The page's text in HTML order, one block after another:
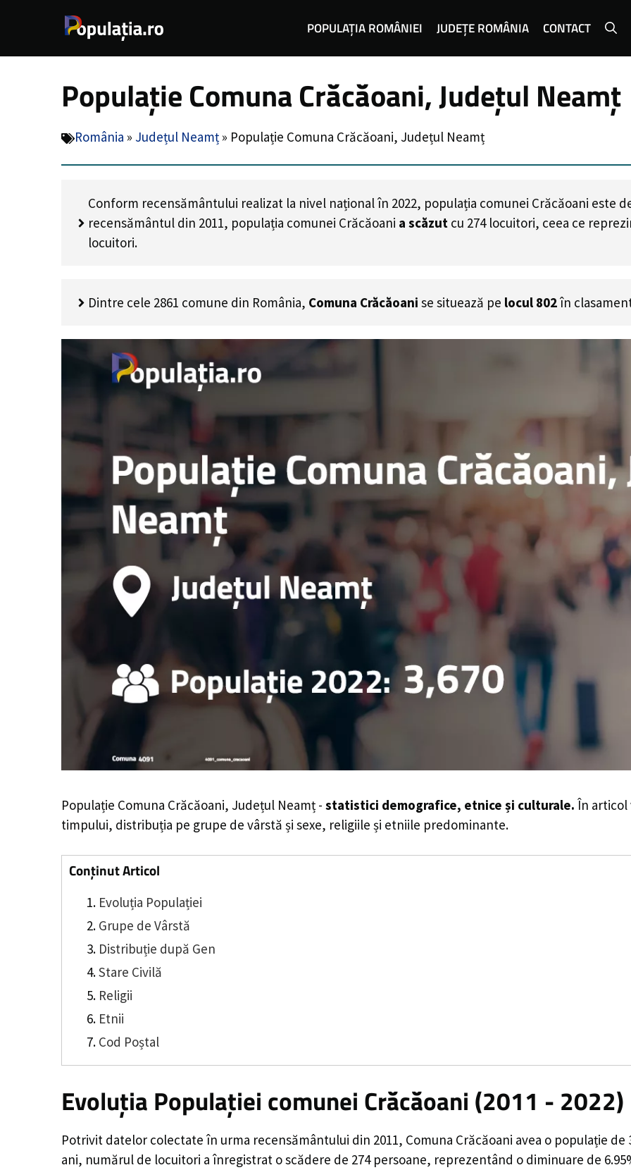
POPULAȚIA ROMÂNIEI JUDEȚE ROMÂNIA CONTACT
Populație Comuna Crăcăoani, Județul Neamț
România » Județul Neamț » Populație Comuna Crăcăoani, Județul Neamț
Conform recensământului realizat la nivel național în 2022, populația comunei Crăcăoani este
recensământul din 2011, populația comunei Crăcăoani a scăzut cu 274locuitori, ceea ce
locuitori.
Dintre cele 2861 comune din România, Comuna Crăcăoani se situează pe locul 802în
Populație Comuna Crăcăoani, Județul Neamț - statistici demografice, etnice și culturale. În articol
timpului, distribuția pe grupe de vârstă și sexe, religiile și etniile predominante.
Conținut Articol
Evoluția Populației
Grupe de Vârstă
Distribuție după Gen
Stare Civilă
Religii
Etnii
Cod Poștal
Evoluția Populației comunei Crăcăoani (2011 - 2022)
Potrivit datelor colectate în urma recensământului din 2011, Comuna Crăcăoani avea o populație de
ani, numărul de locuitori a înregistrat oscădere de 274persoane, reprezentând o diminuare de